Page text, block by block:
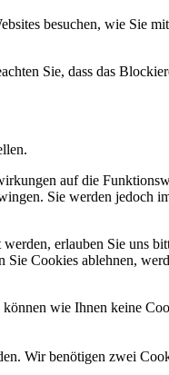
besuchen, wie Sie
Sie, dass das
auf die
Sie werden jedoch
erlauben Sie uns
Cookies ablehnen,
wie Ihnen keine
Wir benötigen zwei